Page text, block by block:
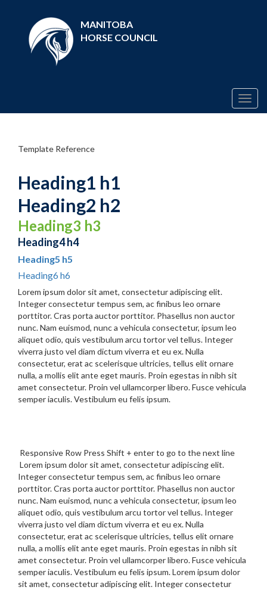
MANITOBA
HORSE COUNCIL
Template Reference
Heading1 h1
Heading2 h2
Heading3 h3
Heading4 h4
Heading5 h5
Heading6 h6
Lorem ipsum dolor sit amet, consectetur adipiscing elit.
Integer consectetur tempus sem, ac finibus leo ornare
porttitor. Cras porta auctor porttitor. Phasellus non auctor
nunc. Nam euismod, nunc a vehicula consectetur, ipsum leo
aliquet odio, quis vestibulum arcu tortor vel tellus. Integer
viverra justo vel diam dictum viverra et eu ex. Nulla
consectetur, erat ac scelerisque ultricies, tellus elit ornare
nulla, a mollis elit ante eget mauris. Proin egestas in nibh sit
amet consectetur. Proin vel ullamcorper libero. Fusce vehicula
semper iaculis. Vestibulum eu felis ipsum.
Responsive Row Press Shift + enter to go to the next line
Lorem ipsum dolor sit amet, consectetur adipiscing elit.
Integer consectetur tempus sem, ac finibus leo ornare
porttitor. Cras porta auctor porttitor. Phasellus non auctor
nunc. Nam euismod, nunc a vehicula consectetur, ipsum leo
aliquet odio, quis vestibulum arcu tortor vel tellus. Integer
viverra justo vel diam dictum viverra et eu ex. Nulla
consectetur, erat ac scelerisque ultricies, tellus elit ornare
nulla, a mollis elit ante eget mauris. Proin egestas in nibh sit
amet consectetur. Proin vel ullamcorper libero. Fusce vehicula
semper iaculis. Vestibulum eu felis ipsum. Lorem ipsum dolor
sit amet, consectetur adipiscing elit. Integer consectetur